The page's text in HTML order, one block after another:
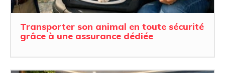
Transporter son animal en toute sécurité
grâce à une assurance dédiée